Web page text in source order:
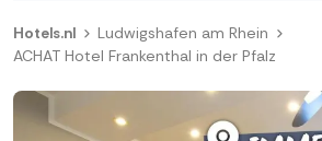
Hotels.nl
Ludwigshafen am Rhein
ACHAT Hotel Frankenthal in der Pfalz